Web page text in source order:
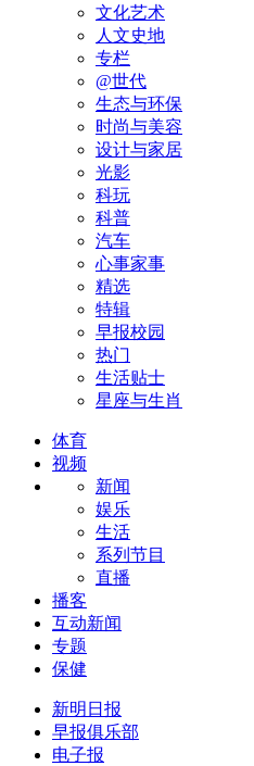
文化艺术
人文史地
专栏
@世代
生态与环保
时尚与美容
设计与家居
光影
科玩
科普
汽车
心事家事
精选
特辑
早报校园
热门
生活贴士
星座与生肖
体育
视频
新闻
娱乐
生活
系列节目
直播
播客
互动新闻
专题
保健
新明日报
早报俱乐部
电子报